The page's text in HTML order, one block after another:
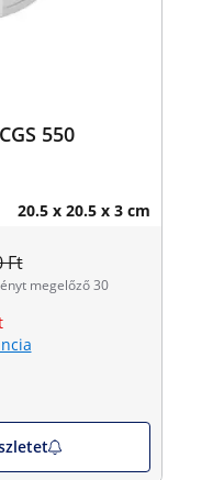
550
20.5 x 20.5 x 3 cm
Ft
megelőző 30